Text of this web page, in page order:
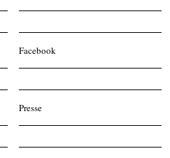
Facebook
Presse